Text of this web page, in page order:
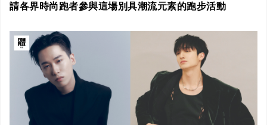
請各界時尚跑者參與這場別具潮流元素的跑步活動